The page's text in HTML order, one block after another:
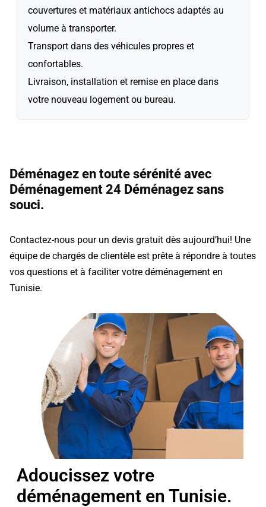
couvertures et matériaux antichocs adaptés au
volume à transporter.
Transport dans des véhicules propres et
confortables.
Livraison, installation et remise en place dans
votre nouveau logement ou bureau.
Déménagez en toute sérénité avec
Déménagement 24 Déménagez sans
souci.
Contactez-nous pour un devis gratuit dès aujourd’hui! Une
équipe de chargés de clientèle est prête à répondre à toutes
vos questions et à faciliter votre déménagement en
Tunisie.
Adoucissez votre
déménagement en Tunisie.